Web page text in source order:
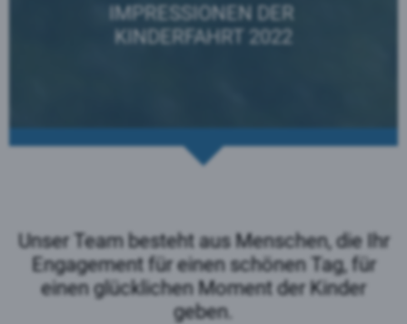
IMPRESSIONEN DER
KINDERFAHRT 2022
Unser Team besteht aus Menschen, die Ihr
Engagement für einen schönen Tag, für
einen glücklichen Moment der Kinder
geben.